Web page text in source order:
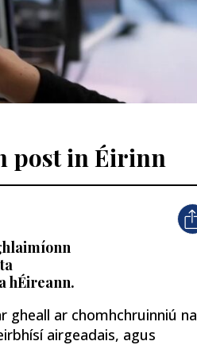
post in Éirinn
hÉireann.
ar chomhchruinniú na
airgeadais, agus